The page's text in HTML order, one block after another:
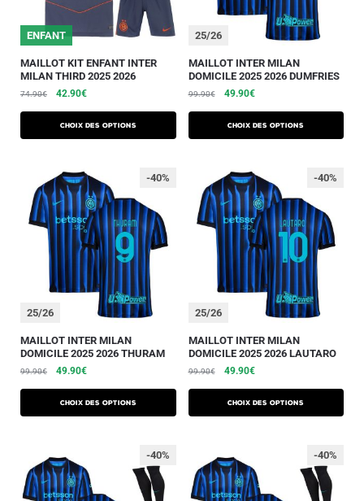
ENFANT
MAILLOT KIT ENFANT INTER
MILAN THIRD 2025 2026
74.90€ 42.90€
Choix des options
25/26
MAILLOT INTER MILAN
DOMICILE 2025 2026 DUMFRIES
99.90€ 49.90€
Choix des options
25/26
-40%
MAILLOT INTER MILAN
DOMICILE 2025 2026 THURAM
99.90€ 49.90€
Choix des options
25/26
-40%
MAILLOT INTER MILAN
DOMICILE 2025 2026 LAUTARO
99.90€ 49.90€
Choix des options
-40% -40%